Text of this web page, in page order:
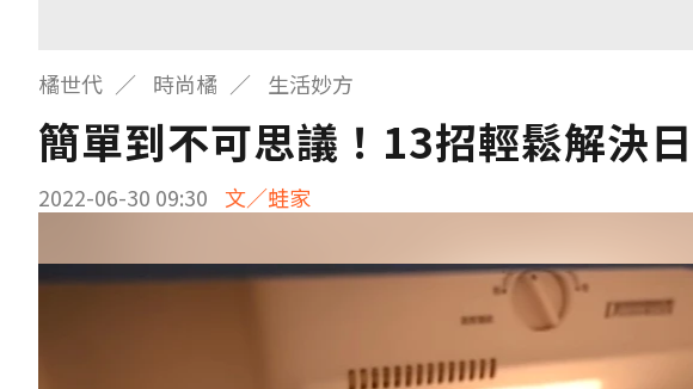
橘世代 時尚橘 生活妙方
簡單到不可思議！13招輕鬆解決日
2022-06-30 09:30 文／蛙家